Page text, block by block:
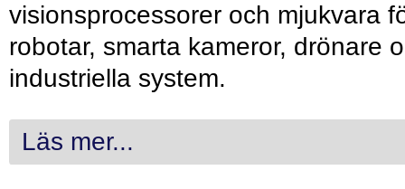
visionsprocessorer och mjukvara
robotar, smarta kameror, drönare
industriella system.
Läs mer...